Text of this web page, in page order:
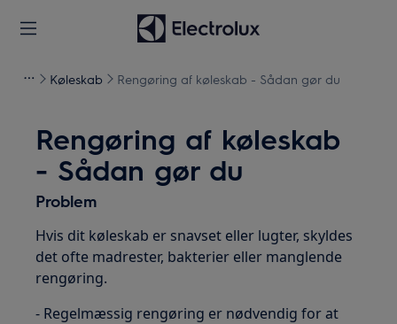
Køleskab Rengøring af køleskab - Sådan gør du
Rengøring af køleskab
- Sådan gør du
Problem
Hvis dit køleskab er snavset eller lugter, skyldes
det ofte madrester, bakterier eller manglende
rengøring.
- Regelmæssig rengøring er nødvendig for at